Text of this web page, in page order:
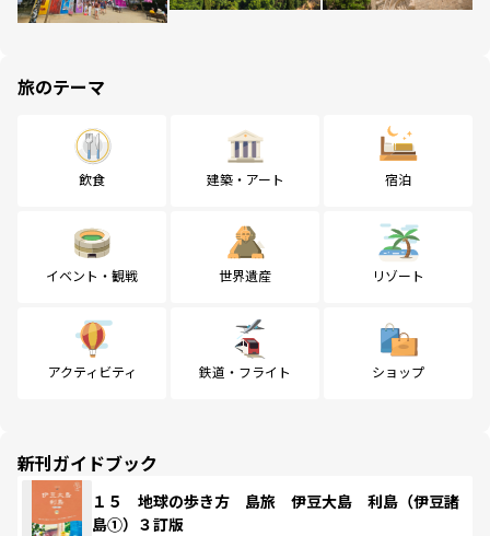
旅のテーマ
飲食 建築・アート 宿泊
イベント・観戦 世界遺産 リゾート
アクティビティ 鉄道・フライト ショップ
新刊ガイドブック
１５ 地球の歩き方 島旅 伊豆大島 利島（伊豆諸
島①）３訂版